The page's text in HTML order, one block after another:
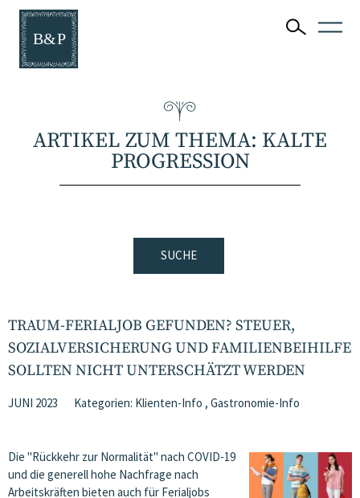
ARTIKEL ZUM THEMA: KALTE
PROGRESSION
SUCHE
TRAUM-FERIALJOB GEFUNDEN? STEUER,
SOZIALVERSICHERUNG UND FAMILIENBEIHILFE
SOLLTEN NICHT UNTERSCHÄTZT WERDEN
JUNI 2023 Kategorien: Klienten-Info , Gastronomie-Info
Die "Rückkehr zur Normalität" nach COVID-19
und die generell hohe Nachfrage nach
Arbeitskräften bieten auch für Ferialjobs